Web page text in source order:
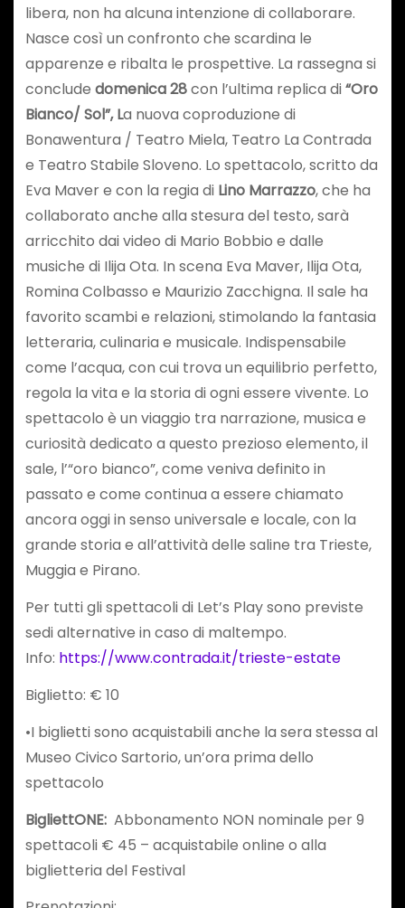
libera, non ha alcuna intenzione di collaborare.
Nasce così un confronto che scardina le
apparenze e ribalta le prospettive. La rassegna si
conclude domenica 28con l’ultima replica di“Oro
Bianco/ Sol”, La nuova coproduzione di
Bonawentura / Teatro Miela, Teatro La Contrada
e Teatro Stabile Sloveno. Lo spettacolo, scritto da
Eva Maver e con la regia di Lino Marrazzo, che ha
collaborato anche alla stesura del testo, sarà
arricchito dai video di Mario Bobbio e dalle
musiche di Ilija Ota. In scena Eva Maver, Ilija Ota,
Romina Colbasso e Maurizio Zacchigna. Il sale ha
favorito scambi e relazioni, stimolando la fantasia
letteraria, culinaria e musicale. Indispensabile
come l’acqua, con cui trova un equilibrio perfetto,
regola la vita e la storia di ogni essere vivente. Lo
spettacolo è un viaggio tra narrazione, musica e
curiosità dedicato a questo prezioso elemento, il
sale, l’“oro bianco”, come veniva definito in
passato e come continua a essere chiamato
ancora oggi in senso universale e locale, con la
grande storia e all’attività delle saline tra Trieste,
Muggia e Pirano.
Per tutti gli spettacoli di Let’s Play sono previste
sedi alternative in caso di maltempo.
Info: https://www.contrada.it/trieste-estate
Biglietto: € 10
•I biglietti sono acquistabili anche la sera stessa al
Museo Civico Sartorio, un’ora prima dello
spettacolo
BigliettONE: Abbonamento NON nominale per 9
spettacoli € 45 – acquistabile online o alla
biglietteria del Festival